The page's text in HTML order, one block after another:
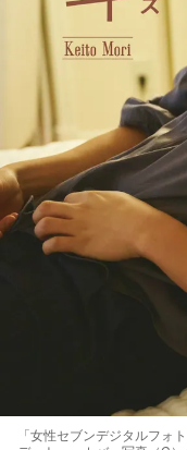
「女性セブンデジタルフォ